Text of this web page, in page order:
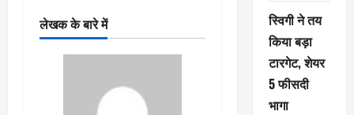
लेखक के बारे में
स्विगी ने तय
किया बड़ा
टारगेट, शेयर
5 फीसदी
भागा